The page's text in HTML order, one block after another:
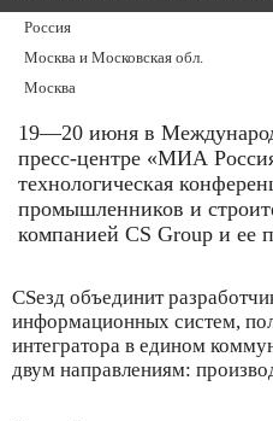
Россия
Москва и Московская обл.
Москва
19—20 июня в
пресс-центре «МИА
технологическая
промышленников и
компанией CS Group и ее
CSезд объединит
информационных систем,
интегратора в едином
двум направлениям: